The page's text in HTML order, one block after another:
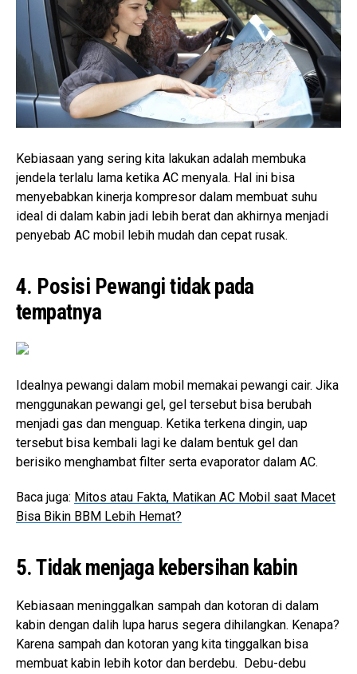
Kebiasaan yang sering kita lakukan adalah membuka
jendela terlalu lama ketika AC menyala. Hal ini bisa
menyebabkan kinerja kompresor dalam membuat suhu
ideal di dalam kabin jadi lebih berat dan akhirnya menjadi
penyebab AC mobil lebih mudah dan cepat rusak.
4. Posisi Pewangi tidak pada
tempatnya
Idealnya pewangi dalam mobil memakai pewangi cair. Jika
menggunakan pewangi gel, gel tersebut bisa berubah
menjadi gas dan menguap. Ketika terkena dingin, uap
tersebut bisa kembali lagi ke dalam bentuk gel dan
berisiko menghambat filter serta evaporator dalam AC.
Baca juga: Mitos atau Fakta, Matikan AC Mobil saat Macet
Bisa Bikin BBM Lebih Hemat?
5. Tidak menjaga kebersihan kabin
Kebiasaan meninggalkan sampah dan kotoran di dalam
kabin dengan dalih lupa harus segera dihilangkan. Kenapa?
Karena sampah dan kotoran yang kita tinggalkan bisa
membuat kabin lebih kotor dan berdebu. Debu-debu